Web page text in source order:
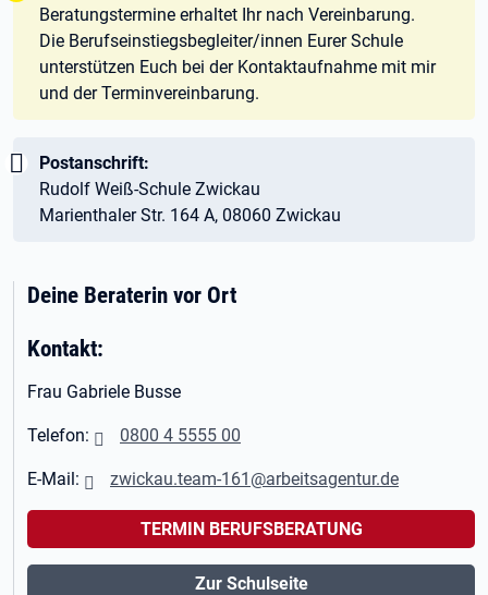
Beratungstermine erhaltet Ihr nach Vereinbarung.
Die Berufseinstiegsbegleiter/innen Eurer Schule
unterstützen Euch bei der Kontaktaufnahme mit mir
und der Terminvereinbarung.
Wichtig:
Postanschrift:
Rudolf Weiß-Schule Zwickau
Marienthaler Str. 164 A, 08060 Zwickau
Deine Beraterin vor Ort
Kontakt:
Frau Gabriele Busse
Telefon: 0800 4 5555 00
E-Mail: zwickau.team-161@arbeitsagentur.de
TERMIN BERUFSBERATUNG
Zur Schulseite